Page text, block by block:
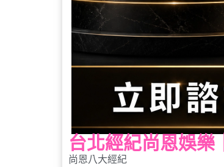
台北經紀尚恩娛樂
尚恩八大經紀